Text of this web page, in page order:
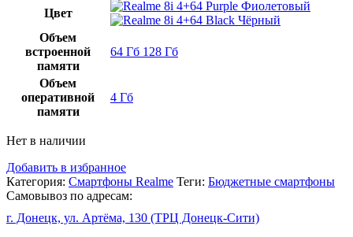
Цвет
Фиолетовый
Чёрный
Объем
встроенной
памяти
64 Гб 128 Гб
Объем
оперативной
памяти
4 Гб
Нет в наличии
Добавить в избранное
Категория: Смартфоны Realme Теги: Бюджетные смартфоны
Самовывоз по адресам:
г. Донецк, ул. Артёма, 130 (ТРЦ Донецк-Сити)